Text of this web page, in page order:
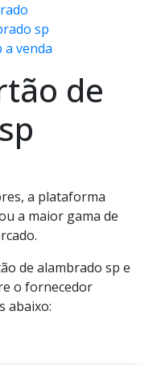
sp
a venda
de
a plataforma
a maior gama de
de alambrado sp e
o fornecedor
abaixo: